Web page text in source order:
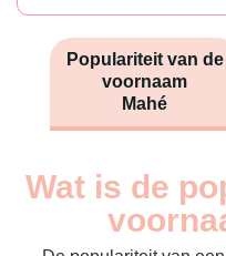
Populariteit van de
voornaam
Mahé
Wat is de
Année
Nouveaux-
nés